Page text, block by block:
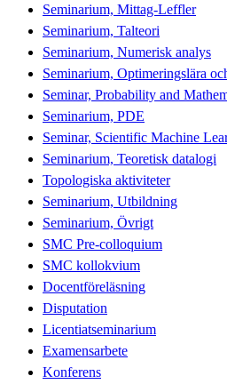
Seminarium, Mittag-Leffler
Seminarium, Talteori
Seminarium, Numerisk analys
Seminarium, Optimeringslära
Seminar, Probability and
Seminarium, PDE
Seminar, Scientific Machine
Seminarium, Teoretisk datalogi
Topologiska aktiviteter
Seminarium, Utbildning
Seminarium, Övrigt
SMC Pre-colloquium
SMC kollokvium
Docentföreläsning
Disputation
Licentiatseminarium
Examensarbete
Konferens